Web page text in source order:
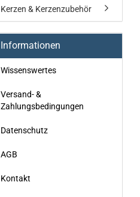
Kerzen & Kerzenzubehör
Informationen
Wissenswertes
Versand- &
Zahlungsbedingungen
Datenschutz
AGB
Kontakt